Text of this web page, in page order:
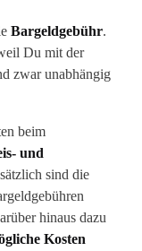
Bargeldgebühr.
Du mit der
zwar unabhängig
beim
und
sind die
hinaus dazu
Kosten